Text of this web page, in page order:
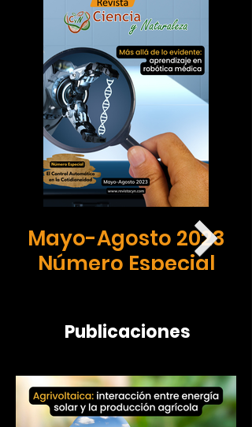
Mayo-Agosto 2023
Número Especial
Publicaciones